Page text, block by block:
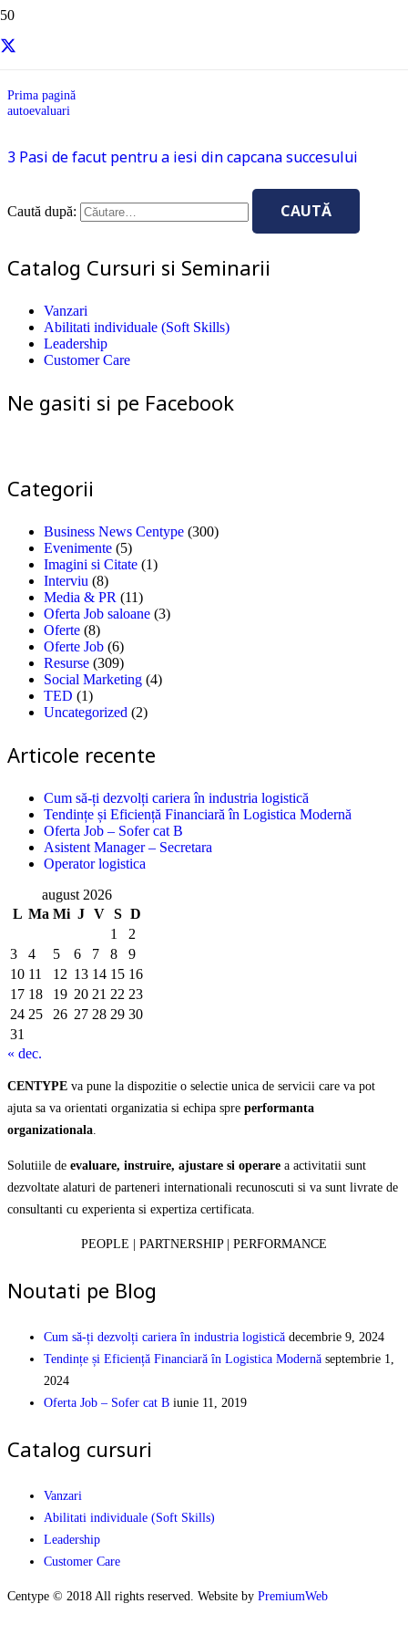
autoevaluari
Prima pagină
autoevaluari
3 Pasi de facut pentru a iesi din capcana succesului
Caută după:
Catalog Cursuri si Seminarii
Vanzari
Abilitati individuale (Soft Skills)
Leadership
Customer Care
Ne gasiti si pe Facebook
Categorii
Business News Centype (300)
Evenimente (5)
Imagini si Citate (1)
Interviu (8)
Media & PR (11)
Oferta Job saloane (3)
Oferte (8)
Oferte Job (6)
Resurse (309)
Social Marketing (4)
TED (1)
Uncategorized (2)
Articole recente
Cum să-ți dezvolți cariera în industria logistică
Tendințe și Eficiență Financiară în Logistica Modernă
Oferta Job – Sofer cat B
Asistent Manager – Secretara
Operator logistica
august 2026
L Ma Mi J V S D
1
2
3
4 5 6 7 8
9
10 11 12 13 14 15 16
17 18 19 20 21 22 23
24 25 26 27 28 29 30
31
« dec.
CENTYPE va pune la dispozitie o selectie unica de servicii care va pot
ajuta sa va orientati organizatia si echipa spre performanta
organizationala
Solutiile de evaluare, instruire, ajustare si operare a activitatii sunt
dezvoltate alaturi de parteneri internationali recunoscuti si va sunt livrate de
consultanti cu experienta si expertiza certificata.
PEOPLE | PARTNERSHIP | PERFORMANCE
Noutati pe Blog
Cum să-ți dezvolți cariera în industria logistică decembrie 9, 2024
Tendințe și Eficiență Financiară în Logistica Modernă septembrie 1,
2024
Oferta Job – Sofer cat B iunie 11, 2019
Catalog cursuri
Vanzari
Abilitati individuale (Soft Skills)
Leadership
Customer Care
Centype © 2018 All rights reserved. Website by PremiumWeb